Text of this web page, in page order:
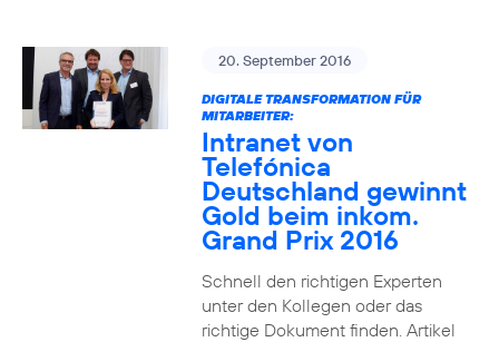
20. September 2016
DIGITALE TRANSFORMATION FÜR
MITARBEITER:
Intranet von
Telefónica
Deutschland gewinnt
Gold beim inkom.
Grand Prix 2016
Schnell den richtigen Experten
unter den Kollegen oder das
richtige Dokument finden. Artikel